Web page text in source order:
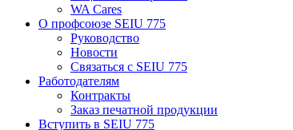
WA Cares
О профсоюзе SEIU 775
Руководство
Новости
Связаться с SEIU 775
Работодателям
Контракты
Заказ печатной продукции
Вступить в SEIU 775